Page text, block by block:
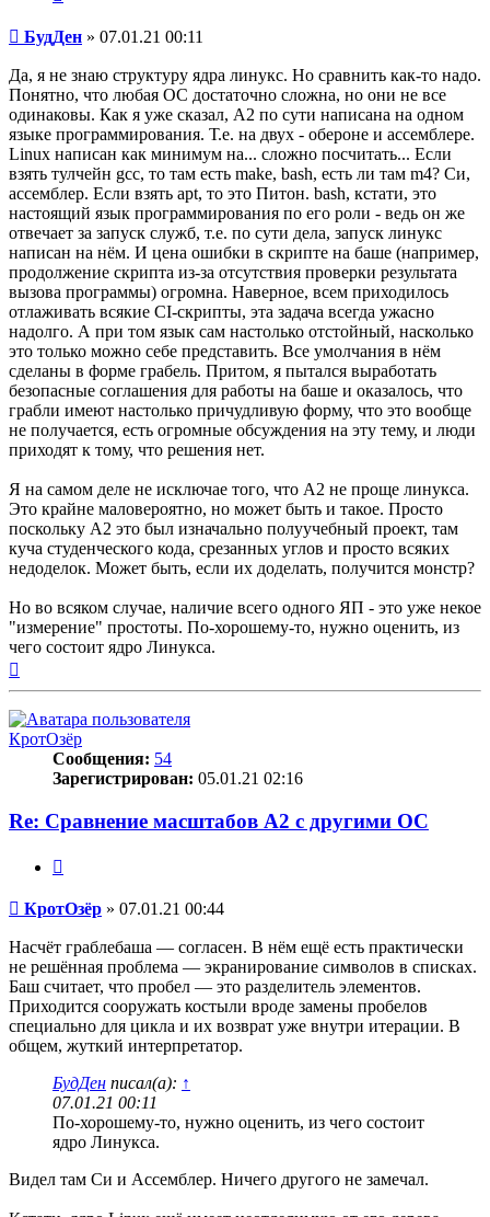
Сообщение
БудДен » 07.01.21 00:11
Да, я не знаю структуру ядра линукс. Но сравнить как-то надо.
Понятно, что любая ОС достаточно сложна, но они не все
одинаковы. Как я уже сказал, A2 по сути написана на одном
языке программирования. Т.е. на двух - обероне и ассемблере.
Linux написан как минимум на... сложно посчитать... Если
взять тулчейн gcc, то там есть make, bash, есть ли там m4? Си,
ассемблер. Если взять apt, то это Питон. bash, кстати, это
настоящий язык программирования по его роли - ведь он же
отвечает за запуск служб, т.е. по сути дела, запуск линукс
написан на нём. И цена ошибки в скрипте на баше (например,
продолжение скрипта из-за отсутствия проверки результата
вызова программы) огромна. Наверное, всем приходилось
отлаживать всякие CI-скрипты, эта задача всегда ужасно
надолго. А при том язык сам настолько отстойный, насколько
это только можно себе представить. Все умолчания в нём
сделаны в форме грабель. Притом, я пытался выработать
безопасные соглашения для работы на баше и оказалось, что
грабли имеют настолько причудливую форму, что это вообще
не получается, есть огромные обсуждения на эту тему, и люди
приходят к тому, что решения нет.
Я на самом деле не исключае того, что A2 не проще линукса.
Это крайне маловероятно, но может быть и такое. Просто
поскольку A2 это был изначально полуучебный проект, там
куча студенческого кода, срезанных углов и просто всяких
недоделок. Может быть, если их доделать, получится монстр?
Но во всяком случае, наличие всего одного ЯП - это уже некое
"измерение" простоты. По-хорошему-то, нужно оценить, из
чего состоит ядро Линукса.
КротОзёр
Сообщения: 54
Зарегистрирован: 05.01.21 02:16
Re: Сравнение масштабов A2 с другими ОС
Сообщение
КротОзёр » 07.01.21 00:44
Насчёт граблебаша — согласен. В нём ещё есть практически
не решённая проблема — экранирование символов в списках.
Баш считает, что пробел — это разделитель элементов.
Приходится сооружать костыли вроде замены пробелов
специально для цикла и их возврат уже внутри итерации. В
общем, жуткий интерпретатор.
БудДен писал(а): ↑
07.01.21 00:11
По-хорошему-то, нужно оценить, из чего состоит
ядро Линукса.
Видел там Си и Ассемблер. Ничего другого не замечал.